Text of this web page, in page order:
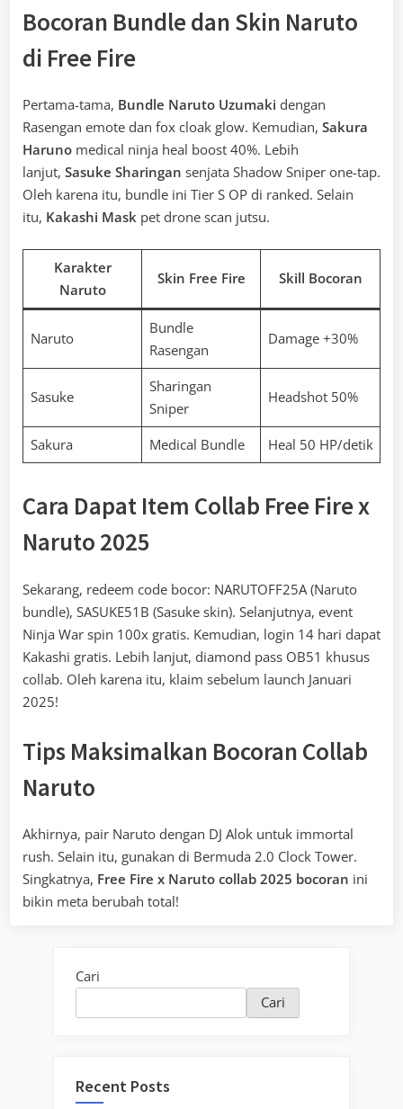
Bocoran Bundle dan Skin Naruto
di Free Fire
Pertama-tama, Bundle Naruto Uzumaki dengan
Rasengan emote dan fox cloak glow. Kemudian, Sakura
Haruno medical ninja heal boost 40%. Lebih
lanjut, Sasuke Sharingan senjata Shadow Sniper one-tap.
Oleh karena itu, bundle ini Tier S OP di ranked. Selain
itu, Kakashi Mask pet drone scan jutsu.
Karakter
Naruto
Skin Free Fire Skill Bocoran
Naruto
Bundle
Rasengan
Damage +30%
Sasuke
Sharingan
Sniper
Headshot 50%
Sakura Medical Bundle Heal 50 HP/detik
Cara Dapat Item Collab Free Fire x
Naruto 2025
Sekarang, redeem code bocor: NARUTOFF25A (Naruto
bundle), SASUKE51B (Sasuke skin). Selanjutnya, event
Ninja War spin 100x gratis. Kemudian, login 14 hari dapat
Kakashi gratis. Lebih lanjut, diamond pass OB51 khusus
collab. Oleh karena itu, klaim sebelum launch Januari
2025!
Tips Maksimalkan Bocoran Collab
Naruto
Akhirnya, pair Naruto dengan DJ Alok untuk immortal
rush. Selain itu, gunakan di Bermuda 2.0 Clock Tower.
Singkatnya, Free Fire x Naruto collab 2025 bocoran ini
bikin meta berubah total!
Cari
Cari
Recent Posts